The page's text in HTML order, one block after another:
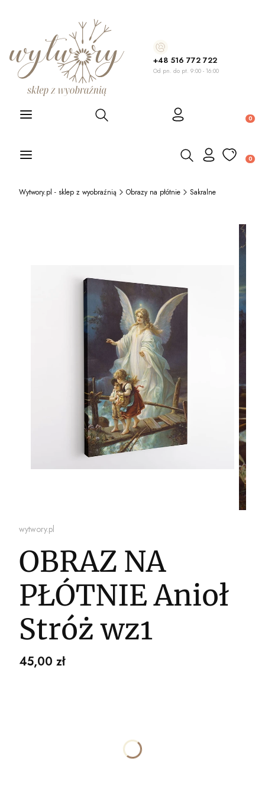
+48 516 772 722
Od pn. do pt. 9:00 - 16:00
Otwórz wyszukiwarkę
Otwórz wyszukiwarkę
Wytwory.pl - sklep z wyobraźnią Obrazy na płótnie Sakralne
wytwory.pl
OBRAZ NA
PŁÓTNIE Anioł
Stróż wz1
Cena
45,00 zł